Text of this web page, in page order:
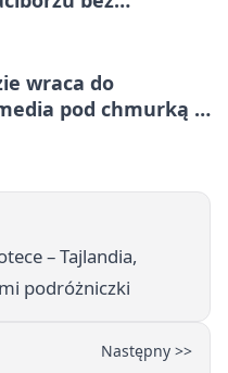
wraca do
pod chmurką w
– Tajlandia,
podróżniczki
Następny >>